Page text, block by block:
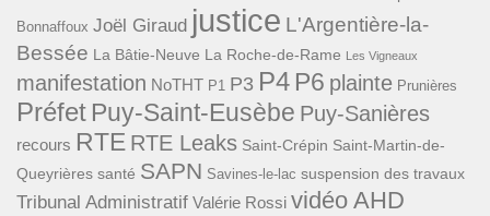
Bonnaffoux Joël Giraud justice L'Argentière-la-
Bessée La Bâtie-Neuve La Roche-de-Rame Les Vigneaux
manifestation NoTHT P1 P3 P4 P6 plainte Prunières
Préfet Puy-Saint-Eusèbe Puy-Sanières
recours RTE RTE Leaks Saint-Crépin Saint-Martin-de-
Queyrières santé SAPN Savines-le-lac suspension des travaux
Tribunal Administratif Valérie Rossi vidéo AHD